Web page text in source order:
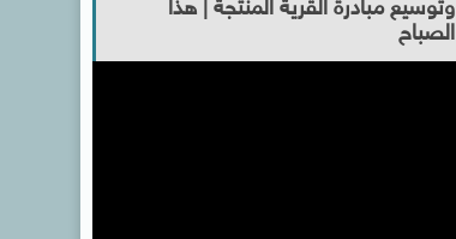
وتوسيع مبادرة القرية المنتجة | هذا
الصباح